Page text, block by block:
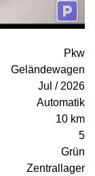
Pkw
Geländewagen
Jul / 2026
Automatik
10 km
5
Grün
Zentrallager